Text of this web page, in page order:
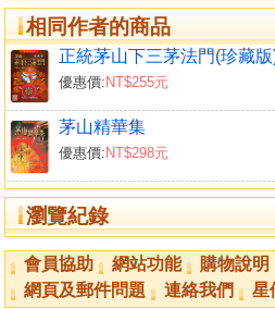
相同作者的商品
正統茅山下三茅法門(珍藏
優惠價: NT$255元
茅山精華集
優惠價: NT$298元
瀏覽紀錄
淨水符
收驚符
小兒夜睡哭暗黑符
中壇元帥符
東營符
南營符
西營符
北營符
中營符
佛符
降頭符
附：茅山符籙
會員協助 網站功能 購物說明
網頁及郵件問題
連絡我們 星